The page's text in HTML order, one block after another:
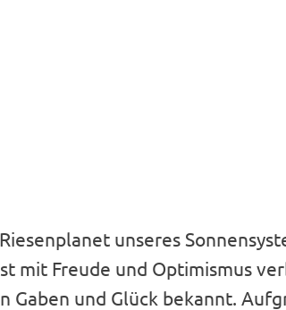
unseres
mit Freude und Optimismus
Gaben und Glück bekannt.